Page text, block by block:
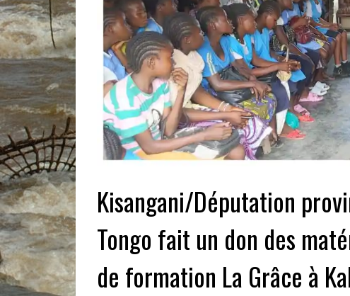
Kisangani/Députation
Tongo fait un don des
de formation La Grâce à